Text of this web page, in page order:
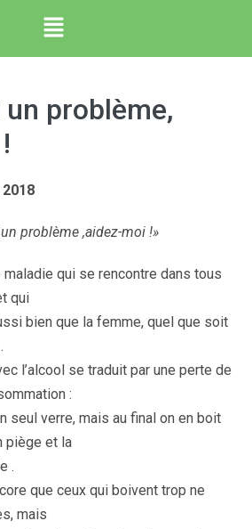
un problème,
problème ,aidez-moi !»
maladie qui se rencontre dans tous
qui
bien que la femme, quel que soit
l’alcool se traduit par une perte de
:
seul verre, mais au final on en boit
piège et la
.
que ceux qui boivent trop ne
mais